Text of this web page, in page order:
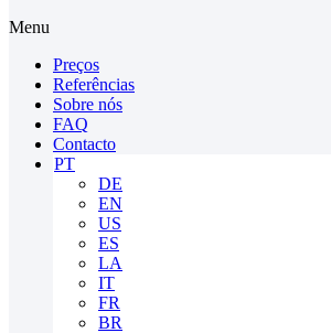
Menu
Preços
Referências
Sobre nós
FAQ
Contacto
PT
DE
EN
US
ES
LA
IT
FR
BR